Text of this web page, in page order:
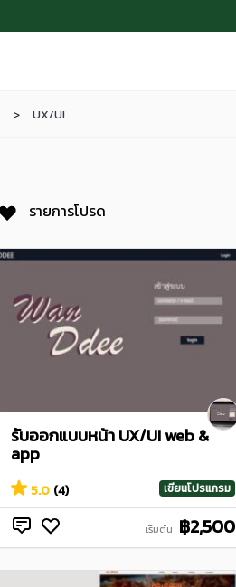
UX/UI
รายการโปรด
รับออกแบบหน้า UX/UI web &
app
5.0 (4) เขียนโปรแกรม
เริ่มต้น ฿2,500